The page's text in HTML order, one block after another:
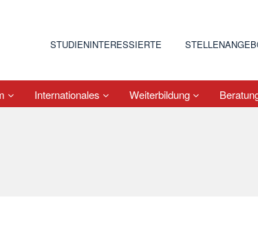
STUDIENINTERESSIERTE
Internationales Weiterbildung